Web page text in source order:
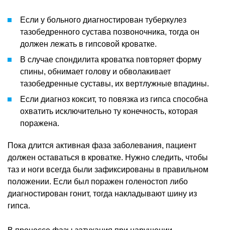
Если у больного диагностирован туберкулез
тазобедренного сустава позвоночника, тогда он
должен лежать в гипсовой кроватке.
В случае спондилита кроватка повторяет форму
спины, обнимает голову и обволакивает
тазобедренные суставы, их вертлужные впадины.
Если диагноз коксит, то повязка из гипса способна
охватить исключительно ту конечность, которая
поражена.
Пока длится активная фаза заболевания, пациент
должен оставаться в кроватке. Нужно следить, чтобы
таз и ноги всегда были зафиксированы в правильном
положении. Если был поражен голеностоп либо
диагностирован гонит, тогда накладывают шину из
гипса.